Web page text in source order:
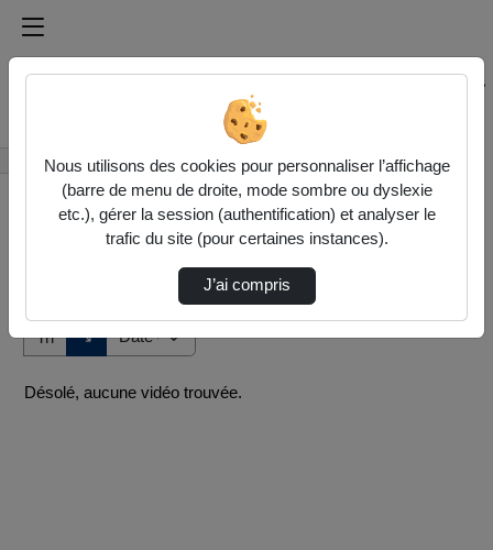
Médiathèque de l'université Paris
Rechercher un média sur Médiathèque de l'université
Accueil Vidéos
Tri ↘
Désolé, aucune vidéo trouvée.
Nous utilisons des cookies pour personnaliser l’affichage
(barre de menu de droite, mode sombre ou dyslexie
etc.), gérer la session (authentification) et analyser le
trafic du site (pour certaines instances).
J’ai compris